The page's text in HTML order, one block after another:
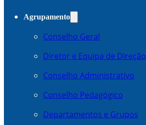
Agrupamento
Conselho Geral
Diretor e Equipa de Direção
Conselho Administrativo
Conselho Pedagógico
Departamentos e Grupos